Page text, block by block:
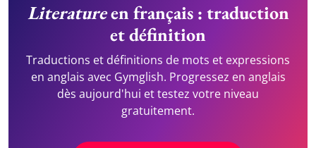
Literatureen français : traduction
et définition
Traductions et définitions de mots et expressions
en anglais avec Gymglish. Progressez en anglais
dès aujourd'hui et testez votre niveau
gratuitement.